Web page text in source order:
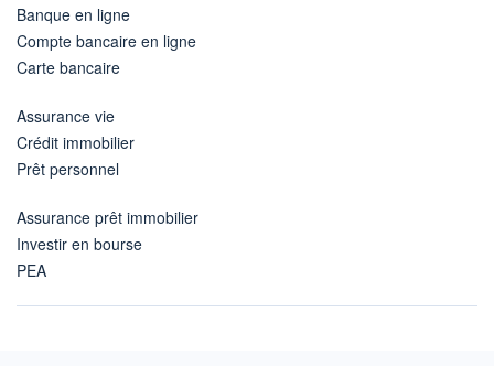
Banque en ligne
Compte bancaire en ligne
Carte bancaire
Assurance vie
Crédit immobilier
Prêt personnel
Assurance prêt immobilier
Investir en bourse
PEA